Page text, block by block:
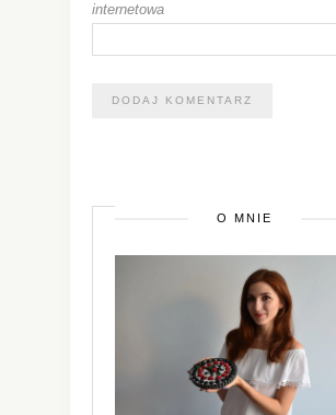
internetowa
O MNIE